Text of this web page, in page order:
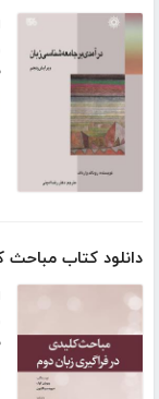
دانلود کتاب مباحث